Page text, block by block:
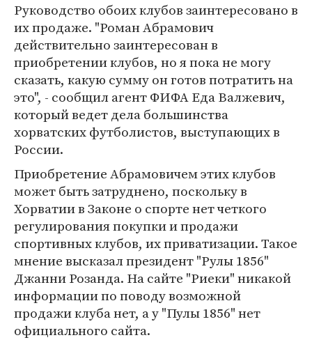
Руководство обоих клубов заинтересовано в
их продаже. "Роман Абрамович
действительно заинтересован в
приобретении клубов, но я пока не могу
сказать, какую сумму он готов потратить на
это", - сообщил агент ФИФА Еда Валжевич,
который ведет дела большинства
хорватских футболистов, выступающих в
России.
Приобретение Абрамовичем этих клубов
может быть затруднено, поскольку в
Хорватии в Законе о спорте нет четкого
регулирования покупки и продажи
спортивных клубов, их приватизации. Такое
мнение высказал президент "Рулы 1856"
Джанни Розанда. На сайте "Риеки" никакой
информации по поводу возможной
продажи клуба нет, а у "Пулы 1856" нет
официального сайта.